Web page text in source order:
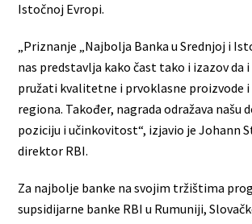
Istočnoj Evropi.
„Priznanje „Najbolja Banka u Srednjoj i
nas predstavlja kako čast tako i izazov da
pružati kvalitetne i prvoklasne proizvode
regiona. Također, nagrada odražava našu
poziciju i učinkovitost“, izjavio je Johann
direktor RBI.
Za najbolje banke na svojim tržištima
supsidijarne banke RBI u Rumuniji,